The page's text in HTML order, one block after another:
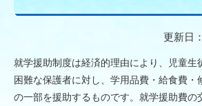
更新日
就学援助制度は経済的理由により、児童生
困難な保護者に対し、学用品費・給食費・
の一部を援助するものです。就学援助費の